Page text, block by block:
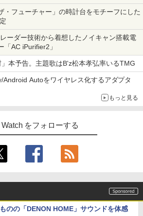
・フューチャー」の時計台をモチーフにした
ーダー技術から着想したノイキャン搭載電
「AC iPurifier2」
本予告。主題歌はB'z松本孝弘率いるTMG
Android Autoをワイヤレス化するアダプタ
もっと見る
をフォローする
のの「DENON HOME」サウンドを体感